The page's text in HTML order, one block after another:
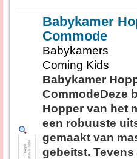
Babykamer
Commode
Babykamers
Coming Kids
Babykamer
CommodeDeze
Hopper van het
een robuuste
gemaakt van
gebeitst.